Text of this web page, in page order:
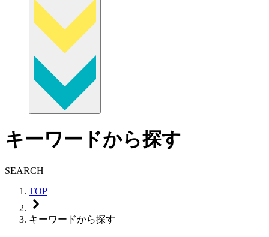
キーワードから探す
SEARCH
TOP
キーワードから探す